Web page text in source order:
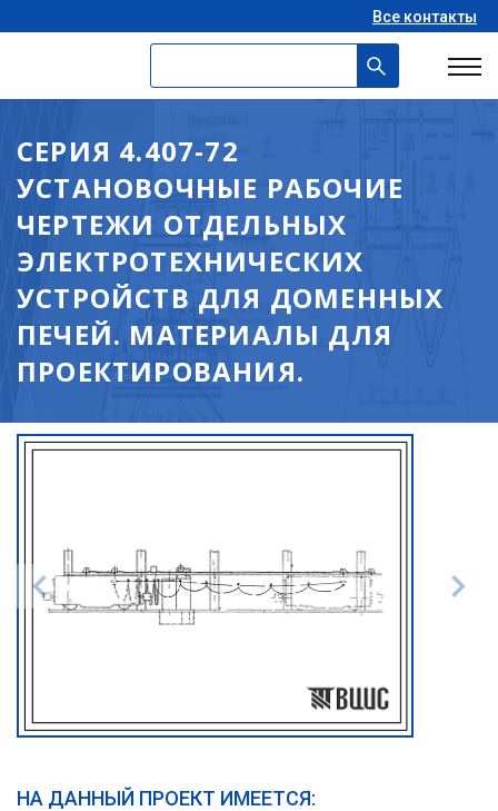
Все контакты
СЕРИЯ 4.407-72
УСТАНОВОЧНЫЕ РАБОЧИЕ
ЧЕРТЕЖИ ОТДЕЛЬНЫХ
ЭЛЕКТРОТЕХНИЧЕСКИХ
УСТРОЙСТВ ДЛЯ ДОМЕННЫХ
ПЕЧЕЙ. МАТЕРИАЛЫ ДЛЯ
ПРОЕКТИРОВАНИЯ.
НА ДАННЫЙ ПРОЕКТ ИМЕЕТСЯ: